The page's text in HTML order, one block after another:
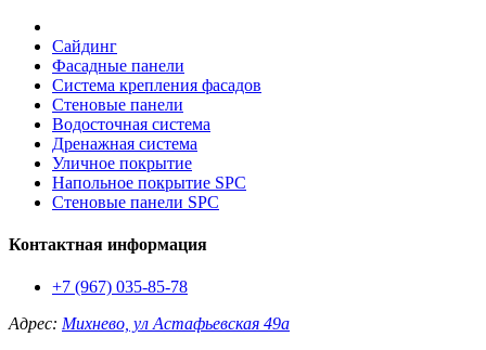
Сайдинг
Фасадные панели
Система крепления фасадов
Стеновые панели
Водосточная система
Дренажная система
Уличное покрытие
Напольное покрытие SPC
Стеновые панели SPC
Контактная информация
+7 (967) 035-85-78
Адрес: Михнево, ул Астафьевская 49а